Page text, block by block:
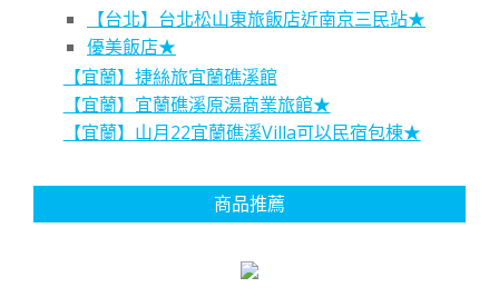
【台北】台北松山東旅飯店近南京三民站★
優美飯店★
【宜蘭】捷絲旅宜蘭礁溪館
【宜蘭】宜蘭礁溪原湯商業旅館★
【宜蘭】山月22宜蘭礁溪Villa可以民宿包棟★
商品推薦